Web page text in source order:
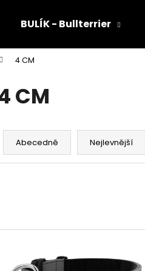
BULÍK - Bullterrier
4 CM
CM
Ř
Abecedně Nejlevnější
Co potřebujete
Doporučujeme